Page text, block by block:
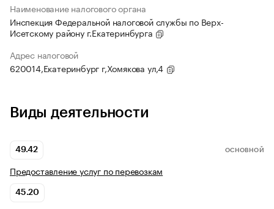
Наименование налогового органа
Инспекция Федеральной налоговой службы по Верх-
Исетскому району г.Екатеринбурга
Адрес налоговой
620014,Екатеринбург г,Хомякова ул,4
Виды деятельности
49.42 ОСНОВНОЙ
Предоставление услуг по перевозкам
45.20